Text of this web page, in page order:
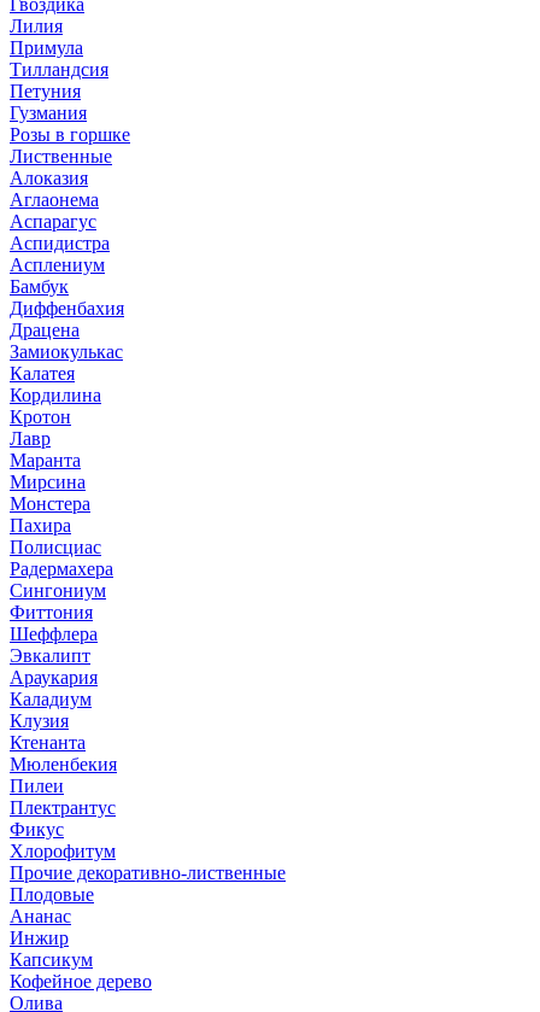
Гвоздика
Лилия
Примула
Тилландсия
Петуния
Гузмания
Розы в горшке
Лиственные
Алоказия
Аглаонема
Аспарагус
Аспидистра
Асплениум
Бамбук
Диффенбахия
Драцена
Замиокулькас
Калатея
Кордилина
Кротон
Лавр
Маранта
Мирсина
Монстера
Пахира
Полисциас
Радермахера
Сингониум
Фиттония
Шеффлера
Эвкалипт
Араукария
Каладиум
Клузия
Ктенанта
Мюленбекия
Пилеи
Плектрантус
Фикус
Хлорофитум
Прочие декоративно-лиственные
Плодовые
Ананас
Инжир
Капсикум
Кофейное дерево
Олива